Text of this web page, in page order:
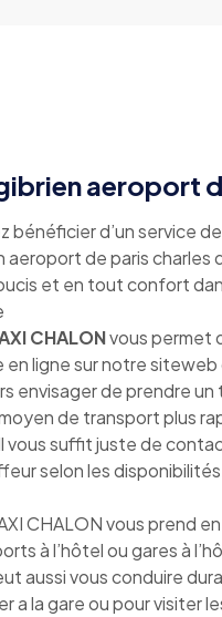
aeroport
bénéficier d’un service
aeroport de paris charles
et en tout confort
CHALONvous permet
en ligne sur notre
envisager de prendre
de transport plus
vous suffit juste de
selon les
CHALON vous prend
à l’hôtel ou gares à
aussi vous conduire
a la gare ou pour visiter